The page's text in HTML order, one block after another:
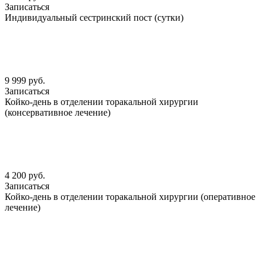
Записаться
Индивидуальный сестринский пост (сутки)
9 999 руб.
Записаться
Койко-день в отделении торакальной хирургии
(консервативное лечение)
4 200 руб.
Записаться
Койко-день в отделении торакальной хирургии (оперативное
лечение)